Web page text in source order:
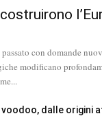
con domande
modificano
Il voodoo, dalle origini